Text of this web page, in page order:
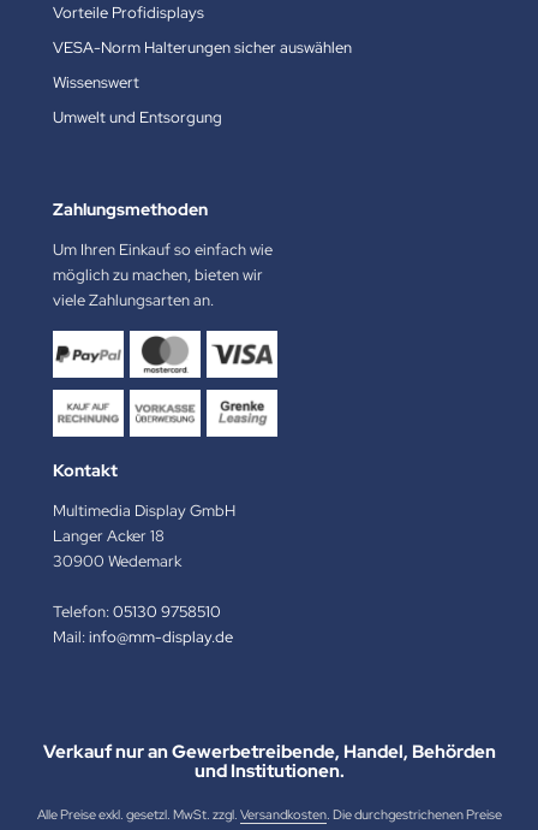
Vorteile Profidisplays
VESA-Norm Halterungen sicher auswählen
Wissenswert
Umwelt und Entsorgung
Zahlungsmethoden
Um Ihren Einkauf so einfach wie
möglich zu machen, bieten wir
viele Zahlungsarten an.
Kontakt
Multimedia Display GmbH
Langer Acker 18
30900 Wedemark
Telefon:05130 9758510
Mail:info@mm-display.de
Verkauf nur an Gewerbetreibende, Handel, Behörden
und Institutionen.
Alle Preise exkl. gesetzl. MwSt. zzgl. Versandkosten. Die durchgestrichenen Preise